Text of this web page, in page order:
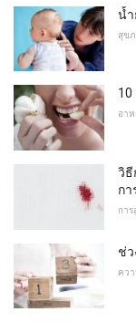
น้ำ
สุข
อา
วิธี
กา
การ
ช่ว
คว